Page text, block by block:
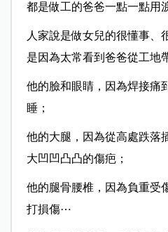
都是做工的爸爸一點一點用
人家說是做女兒的很懂事、
是因為太常看到爸爸從工地
他的臉和眼睛，因為焊接痛
睡；
他的大腿，因為從高處跌落
大凹凹凸凸的傷疤；
他的腿骨腰椎，因為負重受
打損傷⋯